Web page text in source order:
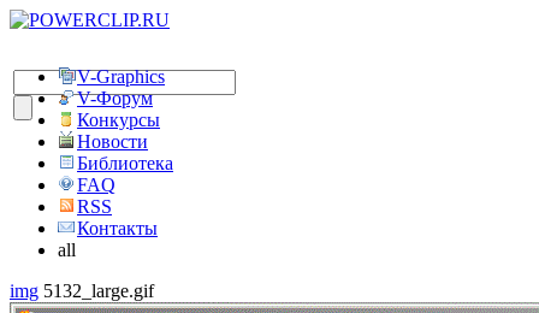
V-Graphics
V-Форум
Конкурсы
Новости
Библиотека
FAQ
RSS
Контакты
all
img 5132_large.gif